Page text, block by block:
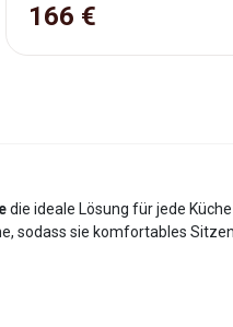
166 €
die ideale Lösung für jede Küche
sodass sie komfortables